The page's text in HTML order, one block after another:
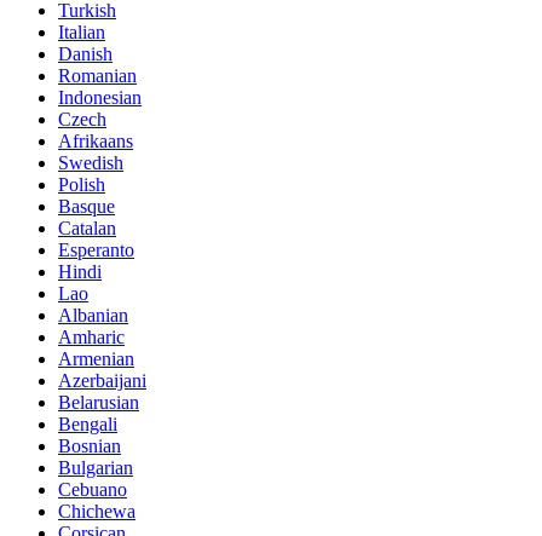
Turkish
Italian
Danish
Romanian
Indonesian
Czech
Afrikaans
Swedish
Polish
Basque
Catalan
Esperanto
Hindi
Lao
Albanian
Amharic
Armenian
Azerbaijani
Belarusian
Bengali
Bosnian
Bulgarian
Cebuano
Chichewa